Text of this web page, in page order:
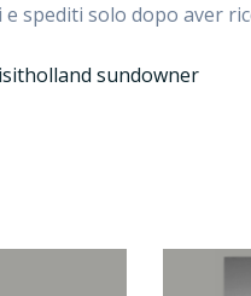
spediti solo dopo aver
sundowner